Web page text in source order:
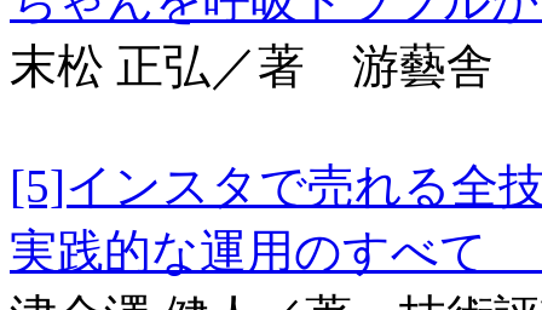
末松 正弘／著 游藝舎
[5]インスタで売れる
実践的な運用のすべ